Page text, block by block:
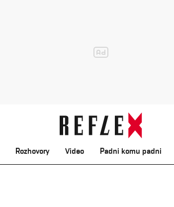
Rozhovory Video Padni komu padni